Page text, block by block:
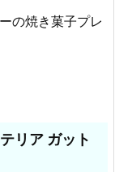
の焼き菓子プレ
リア ガット